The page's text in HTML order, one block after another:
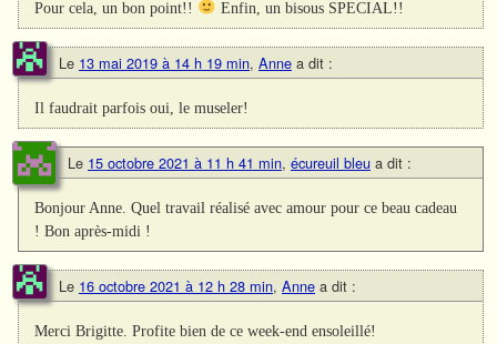
Pour cela, un bon point!!
Enfin, un bisous SPECIAL!!
Le 13 mai 2019 à 14 h 19 min, Anne a dit :
Il faudrait parfois oui, le museler!
Le 15 octobre 2021 à 11 h 41 min, écureuil bleu a dit :
Bonjour Anne. Quel travail réalisé avec amour pour ce beau cadeau
! Bon après-midi !
Le 16 octobre 2021 à 12 h 28 min, Anne a dit :
Merci Brigitte. Profite bien de ce week-end ensoleillé!